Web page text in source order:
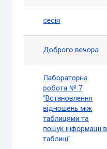
сесія
Доброго вечора
Лабораторна
робота № 7
"Встановлення
відношень між
таблицями та
пошук інформації в
таблиці"